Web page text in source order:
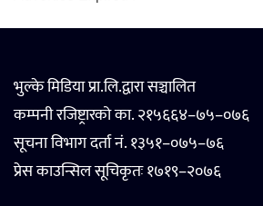
भुल्के मिडिया प्रा.लि.द्वारा सञ्चालित
कम्पनी रजिष्ट्रारको का. २१५६६४–७५–०७६
सूचना विभाग दर्ता नं. १३५१–०७५–७६
प्रेस काउन्सिल सूचिकृतः १७१९–२०७६